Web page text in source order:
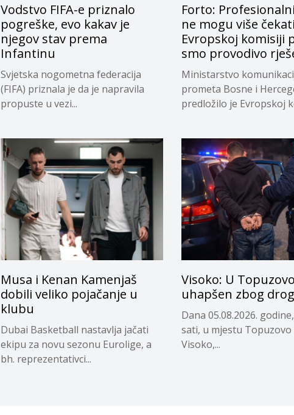
Vodstvo FIFA-e priznalo
pogreške, evo kakav je
njegov stav prema
Infantinu
Svjetska nogometna federacija
(FIFA) priznala je da je napravila
propuste u vezi...
Forto:
ne mogu više
Evropskoj komisiji
smo provodivo
Ministarstvo
prometa Bosne i
predložilo je Evropskoj
Musa i Kenan Kamenjaš
dobili veliko pojačanje u
klubu
Dubai Basketball nastavlja jačati
ekipu za novu sezonu Eurolige, a
bh. reprezentativci...
Visoko: U
uhapšen zbog
Dana 05.08.2026.
sati, u mjestu Topuzovo
Visoko,...